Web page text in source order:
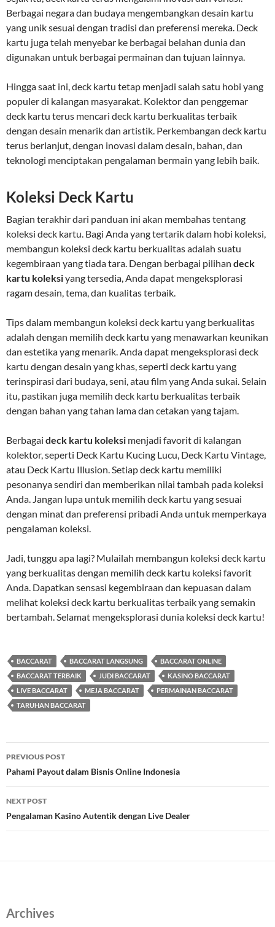
Berbagai negara dan budaya mengembangkan desain kartu
yang unik sesuai dengan tradisi dan preferensi mereka. Deck
kartu juga telah menyebar ke berbagai belahan dunia dan
digunakan untuk berbagai permainan dan tujuan lainnya.
Hingga saat ini, deck kartu tetap menjadi salah satu hobi yang
populer di kalangan masyarakat. Kolektor dan penggemar
deck kartu terus mencari deck kartu berkualitas terbaik
dengan desain menarik dan artistik. Perkembangan deck kartu
terus berlanjut, dengan inovasi dalam desain, bahan, dan
teknologi menciptakan pengalaman bermain yang lebih baik.
Koleksi Deck Kartu
Bagian terakhir dari panduan ini akan membahas tentang
koleksi deck kartu. Bagi Anda yang tertarik dalam hobi koleksi,
membangun koleksi deck kartu berkualitas adalah suatu
kegembiraan yang tiada tara. Dengan berbagai pilihan deck
kartu koleksiyang tersedia, Anda dapat mengeksplorasi
ragam desain, tema, dan kualitas terbaik.
Tips dalam membangun koleksi deck kartu yang berkualitas
adalah dengan memilih deck kartu yang menawarkan keunikan
dan estetika yang menarik. Anda dapat mengeksplorasi deck
kartu dengan desain yang khas, seperti deck kartu yang
terinspirasi dari budaya, seni, atau film yang Anda sukai. Selain
itu, pastikan juga memilih deck kartu berkualitas terbaik
dengan bahan yang tahan lama dan cetakan yang tajam.
Berbagai deck kartu koleksi menjadi favorit di kalangan
kolektor, seperti Deck Kartu Kucing Lucu, Deck Kartu Vintage,
atau Deck Kartu Illusion. Setiap deck kartu memiliki
pesonanya sendiri dan memberikan nilai tambah pada koleksi
Anda. Jangan lupa untuk memilih deck kartu yang sesuai
dengan minat dan preferensi pribadi Anda untuk memperkaya
pengalaman koleksi.
Jadi, tunggu apa lagi? Mulailah membangun koleksi deck kartu
yang berkualitas dengan memilih deck kartu koleksi favorit
Anda. Dapatkan sensasi kegembiraan dan kepuasan dalam
melihat koleksi deck kartu berkualitas terbaik yang semakin
bertambah. Selamat mengeksplorasi dunia koleksi deck kartu!
BACCARAT BACCARAT LANGSUNG
BACCARAT ONLINE
BACCARAT TERBAIK
JUDI BACCARAT
KASINO BACCARAT
LIVE BACCARAT
MEJA BACCARAT
PERMAINAN BACCARAT
TARUHAN BACCARAT
Post
navigation
PREVIOUS POST
Pahami Payout dalam Bisnis Online Indonesia
NEXT POST
Pengalaman Kasino Autentik dengan Live Dealer
Archives